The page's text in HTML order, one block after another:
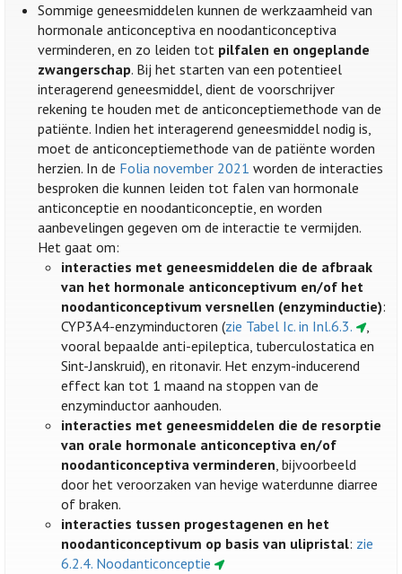
Sommige geneesmiddelen kunnen de werkzaamheid van
hormonale anticonceptiva en noodanticonceptiva
verminderen, en zo leiden tot pilfalen en ongeplande
zwangerschap. Bij het starten van een potentieel
interagerend geneesmiddel, dient de voorschrijver
rekening te houden met de anticonceptiemethode van de
patiënte. Indien het interagerend geneesmiddel nodig is,
moet de anticonceptiemethode van de patiënte worden
herzien. In de Folia november 2021 worden de interacties
besproken die kunnen leiden tot falen van hormonale
anticonceptie en noodanticonceptie, en worden
aanbevelingen gegeven om de interactie te vermijden.
Het gaat om:
interacties met geneesmiddelen die de afbraak
van het hormonale anticonceptivum en/of het
noodanticonceptivum versnellen (enzyminductie):
CYP3A4-enzyminductoren (zie Tabel Ic. in Inl.6.3.
,
vooral bepaalde anti-epileptica, tuberculostatica en
Sint-Janskruid), en ritonavir. Het enzym-inducerend
effect kan tot 1 maand na stoppen van de
enzyminductor aanhouden.
interacties met geneesmiddelen die de resorptie
van orale hormonale anticonceptiva en/of
noodanticonceptiva verminderen, bijvoorbeeld
door het veroorzaken van hevige waterdunne diarree
of braken.
interacties tussen progestagenen en het
noodanticonceptivum op basis van ulipristal: zie
6.2.4. Noodanticonceptie